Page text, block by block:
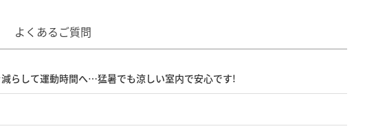
よくあるご質問
らして運動時間へ…猛暑でも涼しい室内で安心です!